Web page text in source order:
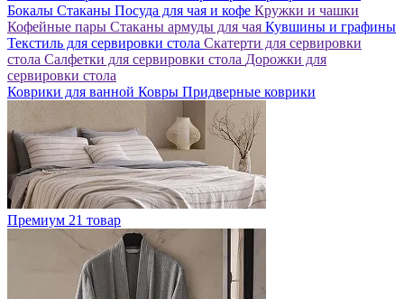
Бокалы Стаканы Посуда для чая и кофе Кружки и чашки
Кофейные пары Стаканы армуды для чая Кувшины и графины
Текстиль для сервировки стола Скатерти для сервировки
стола Салфетки для сервировки стола Дорожки для
сервировки стола
Коврики для ванной Ковры Придверные коврики
Премиум 21 товар